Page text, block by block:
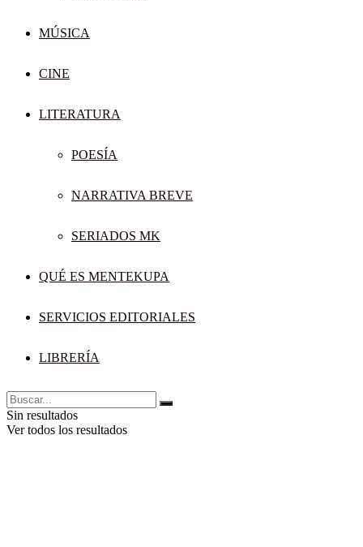
MÚSICA
CINE
LITERATURA
POESÍA
NARRATIVA BREVE
SERIADOS MK
QUÉ ES MENTEKUPA
SERVICIOS EDITORIALES
LIBRERÍA
Sin resultados
Ver todos los resultados